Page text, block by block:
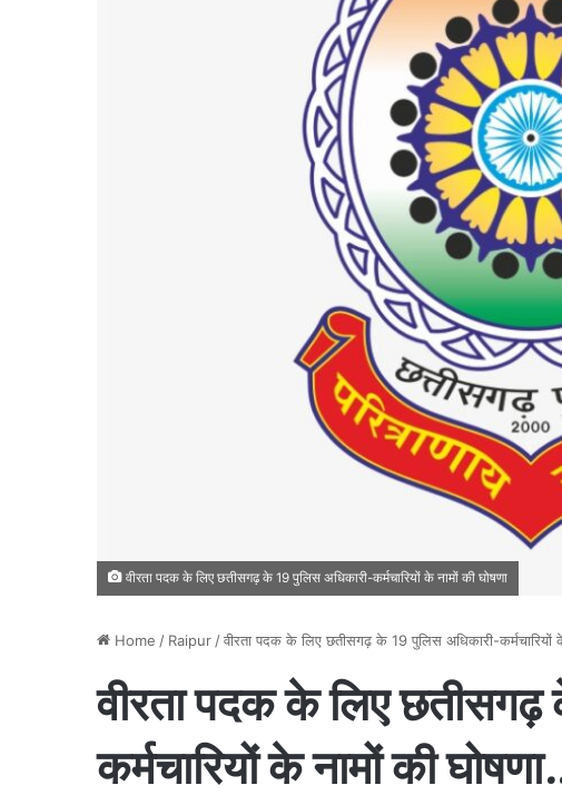
वीरता पदक के लिए छतीसगढ़ के 19 पुलिस अधिकारी-कर्मचारियों के नामों की घोषणा
Home / Raipur /वीरता पदक के लिए छतीसगढ़ के 19 पुलिस अधिकारी-कर्मचारियों
वीरता पदक के लिए छतीसगढ़
कर्मचारियों के नामों की